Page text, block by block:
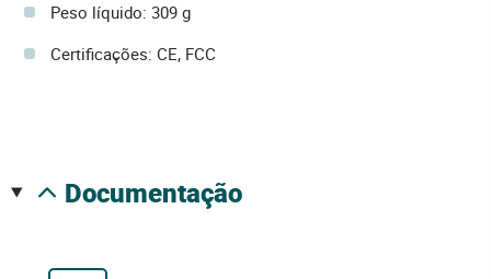
Peso líquido: 309 g
Certificações: CE, FCC
documentação